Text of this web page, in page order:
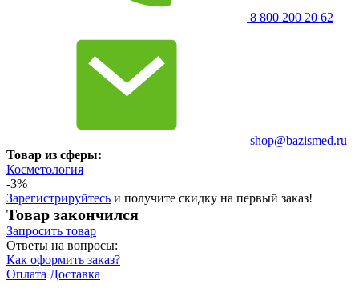
8 800 200 20 62
shop@bazismed.ru
Товар из сферы:
Косметология
-3%
Зарегистрируйтесь и получите скидку на первый заказ!
Товар закончился
Запросить товар
Ответы на вопросы:
Как оформить заказ?
Оплата Доставка